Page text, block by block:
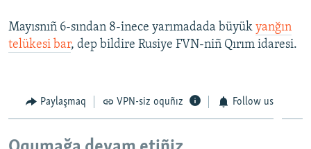
Mayısnıñ 6-sından 8-inece yarımadada büyük yanğın
telükesi bar, dep bildire Rusiye FVN-niñ Qırım idaresi.
Paylaşmaq VPN-siz oquñız Follow us